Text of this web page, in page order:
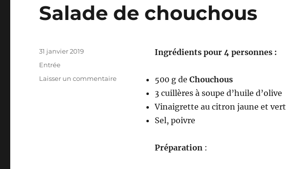
Salade de chouchous
Ingrédients pour 4 personnes :
500 g de Chouchous
3 cuillères à soupe d’huile d’olive
Vinaigrette au citron jaune et vert
Sel, poivre
Préparation :
Publié
31 janvier 2019
Catégories
Entrée
Laisser un commentairesur
chouchous